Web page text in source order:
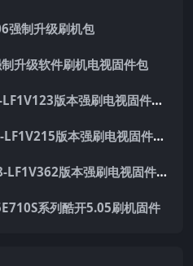
强制升级刷机包
升级软件刷机电视固件包
TCL电视V8-S38AT01-LF1V123版本强刷电视固件包下载
TCL电视V8-RT95001-LF1V215版本强刷电视固件包下载
TCL电视V8-0MT5508-LF1V362版本强刷电视固件包下载
系列酷开5.05刷机固件